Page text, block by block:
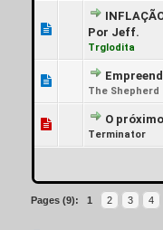
Por Jeff.
Trglodita
0 Voto(s) - 0
The Shepherd
0 Voto(s) - 0
O
Terminator
0 Voto(s) - 0 1
Pages (9): 1 2 3 4